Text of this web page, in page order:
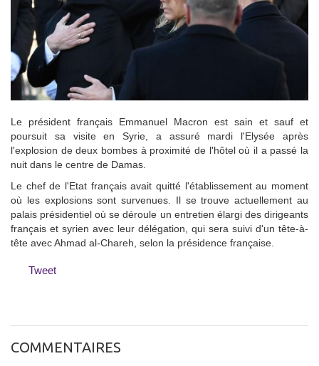
Le président français Emmanuel Macron est sain et sauf et
poursuit sa visite en Syrie, a assuré mardi l'Elysée après
l'explosion de deux bombes à proximité de l'hôtel où il a passé la
nuit dans le centre de Damas.
Le chef de l'Etat français avait quitté l'établissement au moment
où les explosions sont survenues. Il se trouve actuellement au
palais présidentiel où se déroule un entretien élargi des dirigeants
français et syrien avec leur délégation, qui sera suivi d'un tête-à-
tête avec Ahmad al-Chareh, selon la présidence française.
Tweet
COMMENTAIRES